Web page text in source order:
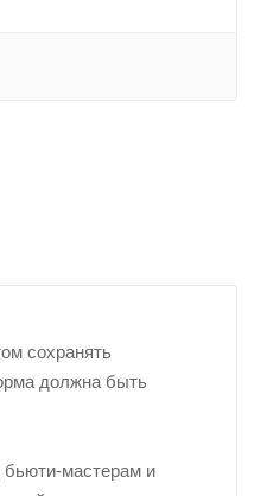
сохранять
должна быть
бьюти-мастерам и